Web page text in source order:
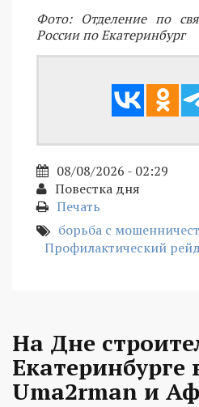
Фото: Отделение по
России по Екатеринбург
08/08/2026 - 02:29
Повестка дня
Печать
борьба с
Профилактический
На Дне
Екатеринбурге
Uma2rman и